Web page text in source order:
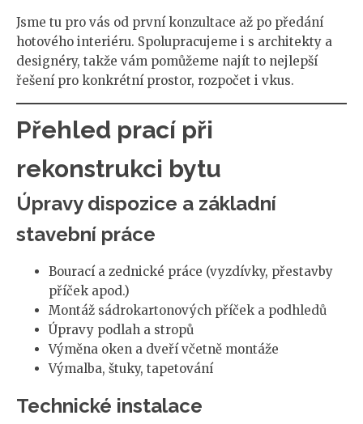
Jsme tu pro vás od první konzultace až po předání
hotového interiéru. Spolupracujeme i s architekty a
designéry, takže vám pomůžeme najít to nejlepší
řešení pro konkrétní prostor, rozpočet i vkus.
Přehled prací při
rekonstrukci bytu
Úpravy dispozice a základní
stavební práce
Bourací a zednické práce (vyzdívky, přestavby
příček apod.)
Montáž sádrokartonových příček a podhledů
Úpravy podlah a stropů
Výměna oken a dveří včetně montáže
Výmalba, štuky, tapetování
Technické instalace